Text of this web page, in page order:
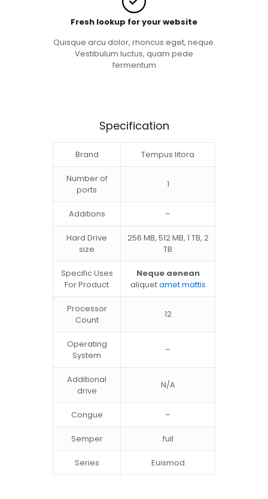
Fresh lookup for your website
Quisque arcu dolor, rhoncus eget, neque.
Vestibulum luctus, quam pede
fermentum
Specification
Brand Tempus litora
Number of
ports
1
Additions –
Hard Drive
size
256 MB, 512 MB, 1 TB, 2
TB
Specific Uses
For Product
Neque aenean
aliquetamet mattis
Processor
Count
12
Operating
System
–
Additional
drive
N/A
Congue –
Semper full
Series Euismod